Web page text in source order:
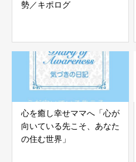
勢／キポログ
心を癒し幸せママへ「心が
向いている先こそ、あなた
の住む世界」